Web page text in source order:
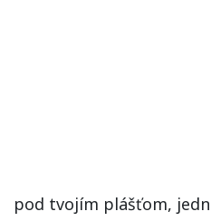
pod tvojím plášťom,